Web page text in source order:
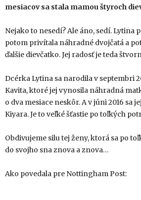
mesiacov sa stala mamou štyroch
Nejako to nesedí? Ale áno, sedí. Lytina
potom privítala náhradné dvojčatá a
ďalšie dievčatko. Jej radosť je teda
Dcérka Lytina sa narodila v septembri
Kavita, ktoré jej vynosila náhradná
o dva mesiace neskôr. A v júni 2016 sa
Kiyara. Je to veľké šťastie po toľkých
Obdivujeme silu tej ženy, ktorá sa po
do svojho sna znova a znova…
Ako povedala pre Nottingham Post: